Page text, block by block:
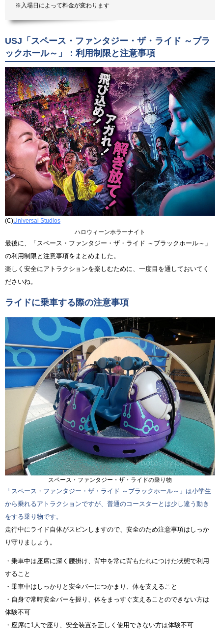
※入場日によって料金が変わります
USJ「スペース・ファンタジー・ザ・ライド ～ブラ
ックホール～」：利用制限と注意事項
(C)Universal Studios
ハロウィーンホラーナイト
最後に、「スペース・ファンタジー・ザ・ライド ～ブラックホール～」
の利用制限と注意事項をまとめました。
楽しく安全にアトラクションを楽しむために、一度目を通しておいてく
ださいね。
ライドに乗車する際の注意事項
スペース・ファンタジー・ザ・ライドの乗り物
「スペース・ファンタジー・ザ・ライド ～ブラックホール～」は小学生
から乗れるアトラクションですが、普通のコースターとは少し違う動き
をする乗り物です。
走行中にライド自体がスピンしますので、安全のため注意事項はしっか
り守りましょう。
・乗車中は座席に深く腰掛け、背中を常に背もたれにつけた状態で利用
すること
・乗車中はしっかりと安全バーにつかまり、体を支えること
・自身で常時安全バーを握り、体をまっすぐ支えることのできない方は
体験不可
・座席に1人で座り、安全装置を正しく使用できない方は体験不可